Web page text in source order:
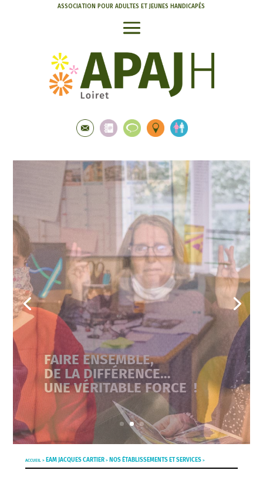
ASSOCIATION POUR ADULTES ET JEUNES HANDICAPÉS
FAIRE ENSEMBLE,
DE LA DIFFÉRENCE…
UNE VÉRITABLE FORCE !
ACCUEIL > EAM JACQUES CARTIER> NOS ÉTABLISSEMENTS ET SERVICES>